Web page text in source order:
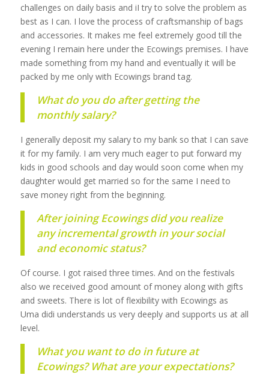
challenges on daily basis and iI try to solve the problem as
best as I can. I love the process of craftsmanship of bags
and accessories. It makes me feel extremely good till the
evening I remain here under the Ecowings premises. I have
made something from my hand and eventually it will be
packed by me only with Ecowings brand tag.
What do you do after getting the
monthly salary?
I generally deposit my salary to my bank so that I can save
it for my family. I am very much eager to put forward my
kids in good schools and day would soon come when my
daughter would get married so for the same I need to
save money right from the beginning.
After joining Ecowings did you realize
any incremental growth in your social
and economic status?
Of course. I got raised three times. And on the festivals
also we received good amount of money along with gifts
and sweets. There is lot of flexibility with Ecowings as
Uma didi understands us very deeply and supports us at all
level.
What you want to do in future at
Ecowings? What are your expectations?